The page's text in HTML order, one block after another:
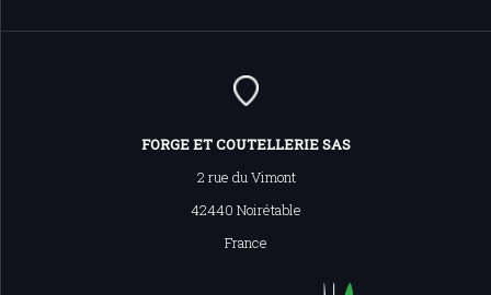
FORGE ET COUTELLERIE SAS
2 rue du Vimont
42440 Noirétable
France